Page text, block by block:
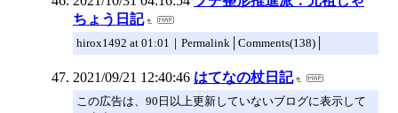
ちょう日記
hirox1492 at 01:01｜Permalink│Comments(138)│
2021/09/21 12:40:46 はてなの杖日記
この広告は、90日以上更新していないブログに表示して